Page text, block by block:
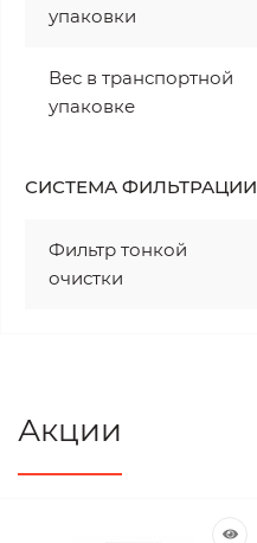
упаковки
Вес в транспортной
упаковке
СИСТЕМА ФИЛЬТРАЦИИ
Фильтр тонкой
очистки
Акции